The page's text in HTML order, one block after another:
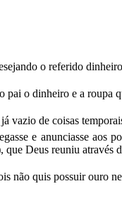
o referido
pai o dinheiro e a
vazio de coisas
e anunciasse aos
Deus reuniu através
não quis possuir ouro